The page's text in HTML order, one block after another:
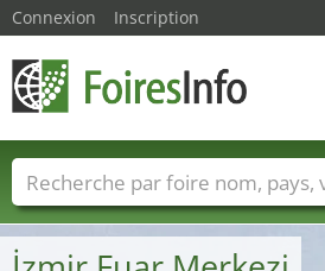
Connexion Inscription
Foire noms Pays Villes
Secteurs du fournisseur de services